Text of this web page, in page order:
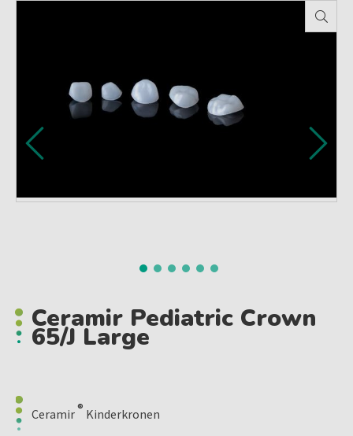
Ceramir Pediatric Crown
65/j Large
Ceramir® Kinderkronen